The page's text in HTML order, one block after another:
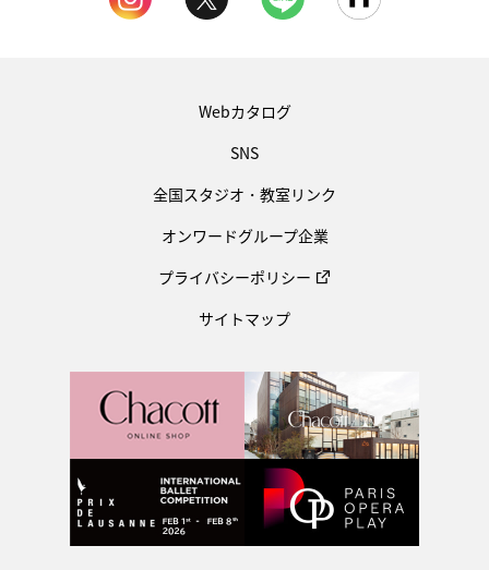
Webカタログ
SNS
全国スタジオ・教室リンク
オンワードグループ企業
プライバシーポリシー
サイトマップ